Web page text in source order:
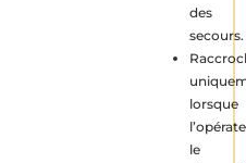
des
secours.
lorsque
le